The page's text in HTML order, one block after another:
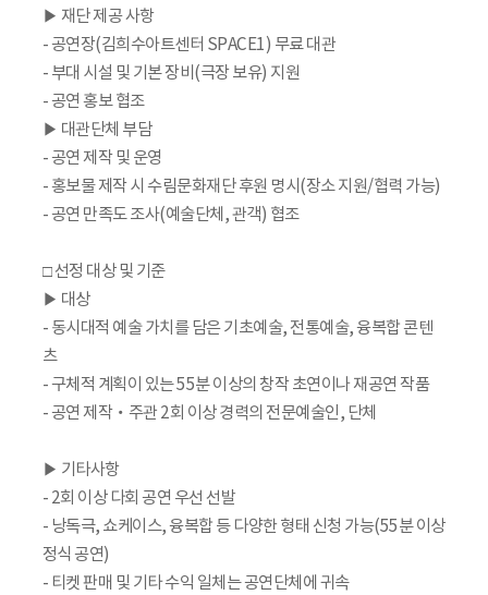
▶ 재단 제공 사항
- 공연장(김희수아트센터 SPACE1) 무료 대관
- 부대 시설 및 기본 장비(극장 보유) 지원
- 공연 홍보 협조
▶ 대관단체 부담
- 공연 제작 및 운영
- 홍보물 제작 시 수림문화재단 후원 명시(장소 지원/협력 가능)
- 공연 만족도 조사(예술단체, 관객) 협조
□ 선정 대상 및 기준
▶ 대상
- 동시대적 예술 가치를 담은 기초예술, 전통예술, 융복합 콘텐
츠
- 구체적 계획이 있는 55분 이상의 창작 초연이나 재공연 작품
- 공연 제작‧주관 2회 이상 경력의 전문예술인, 단체
▶ 기타사항
- 2회 이상 다회 공연 우선 선발
- 낭독극, 쇼케이스, 융복합 등 다양한 형태 신청 가능(55분 이상
정식 공연)
- 티켓 판매 및 기타 수익 일체는 공연단체에 귀속